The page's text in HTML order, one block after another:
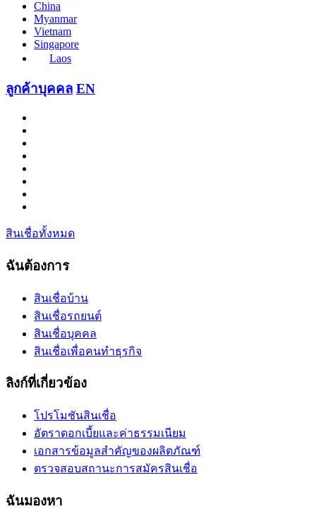
China
Myanmar
Vietnam
Singapore
Laos
ลูกค้าบุคคล EN
สินเชื่อทั้งหมด
ฉันต้องการ
สินเชื่อบ้าน
สินเชื่อรถยนต์
สินเชื่อบุคคล
สินเชื่อเพื่อคนทำธุรกิจ
ลิงก์ที่เกี่ยวข้อง
โปรโมชันสินเชื่อ
อัตราดอกเบี้ยและค่าธรรมเนียม
เอกสารข้อมูลสำคัญของผลิตภัณฑ์
ตรวจสอบสถานะการสมัครสินเชื่อ
ฉันมองหา